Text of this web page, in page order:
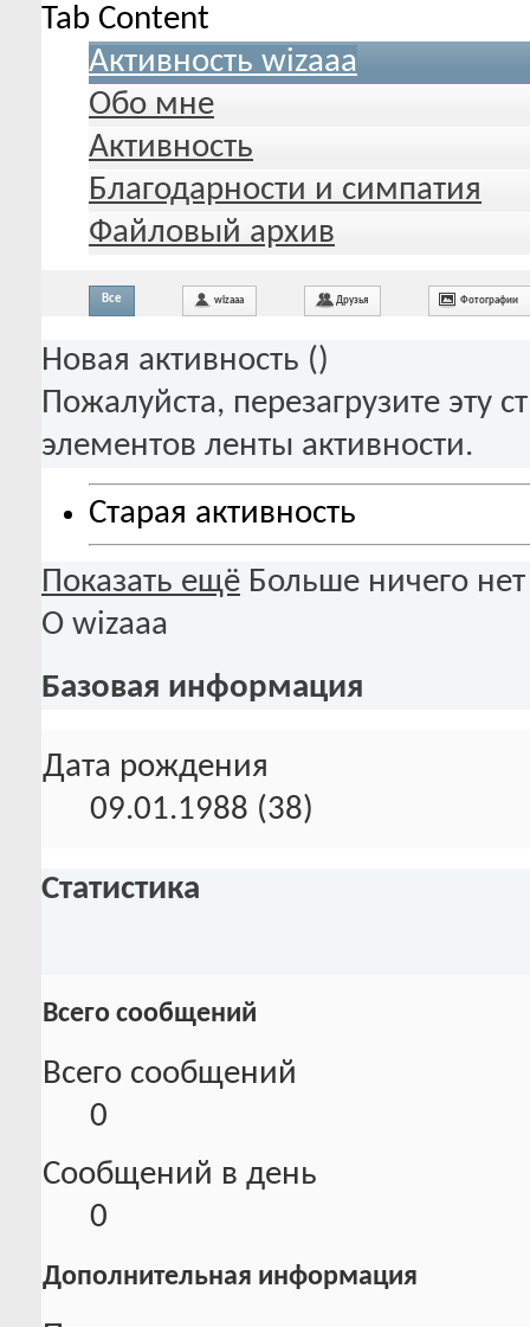
Tab Content
Активность wizaaa
Обо мне
Активность
Благодарности и симпатия
Файловый архив
Все wizaaa Друзья Фотографии
Новая активность ()
Пожалуйста, перезагрузите эту
элементов ленты активности.
Старая активность
Показать ещё Больше ничего нет
О wizaaa
Базовая информация
Дата рождения
09.01.1988 (38)
Статистика
Всего сообщений
Всего сообщений
0
Сообщений в день
0
Дополнительная информация